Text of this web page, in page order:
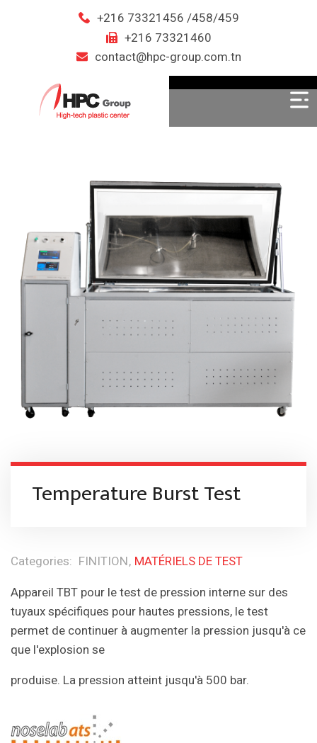
+216 73321456 /458/459
+216 73321460
contact@hpc-group.com.tn
Temperature Burst Test
Categories: FINITION MATÉRIELS DE TEST
Appareil TBT pour le test de pression interne sur des
tuyaux spécifiques pour hautes pressions, le test
permet de continuer à augmenter la pression jusqu'à ce
que l'explosion se
produise. La pression atteint jusqu'à 500 bar.